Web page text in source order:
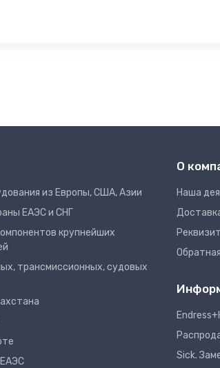
из Европы, США, Азии
ЕАЭС и СНГ
крупнейших
трансмиссионных, судовых
О
Наша
Sick.